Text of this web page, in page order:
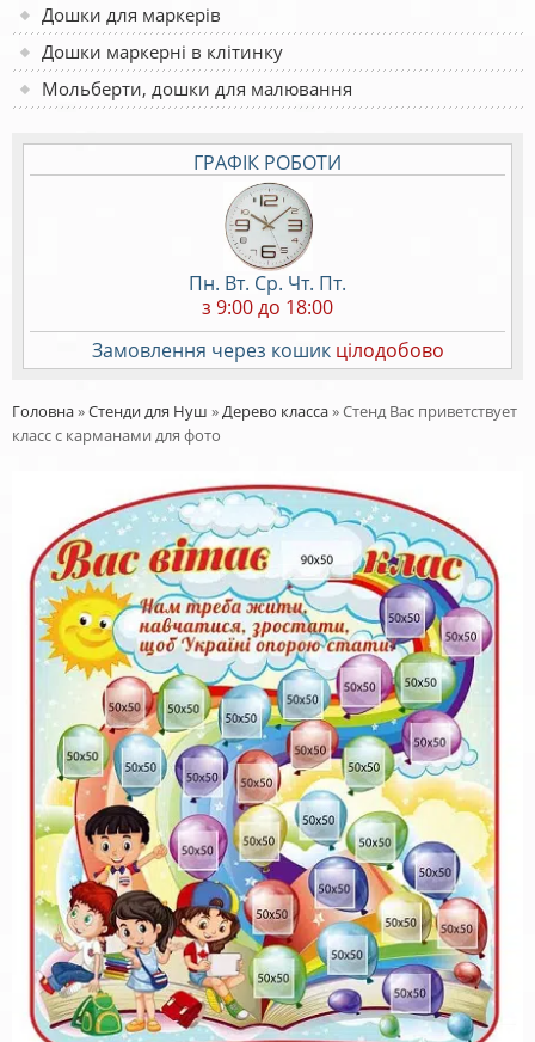
Дошки для маркерів
Дошки маркерні в клітинку
Мольберти, дошки для малювання
ГРАФІК РОБОТИ
Пн. Вт. Ср. Чт. Пт.
з 9:00 до 18:00
Замовлення через кошик цілодобово
Головна»Стенди для Нуш »Дерево класса»Стенд Вас приветствует
класс с карманами для фото